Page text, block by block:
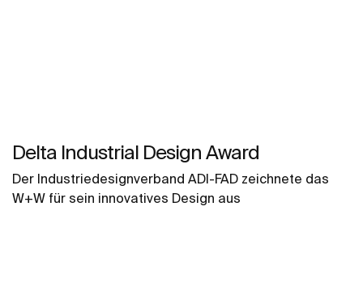
Delta Industrial Design Award
Der Industriedesignverband ADI-FAD zeichnete das
W+W für sein innovatives Design aus